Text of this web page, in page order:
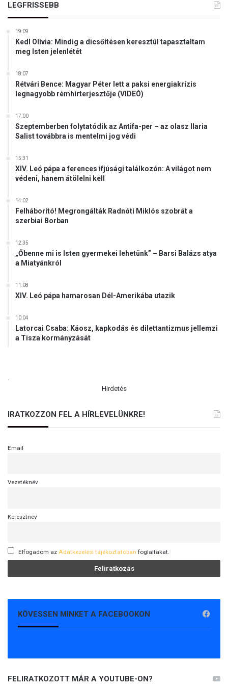
LEGFRISSEBB
19:09
Kedl Olívia: Mindig a dicsőítésen keresztül tapasztaltam
meg Isten jelenlétét
18:07
Rétvári Bence: Magyar Péter lett a paksi energiakrízis
legnagyobb rémhírterjesztője (VIDEÓ)
17:00
Szeptemberben folytatódik az Antifa-per – az olasz Ilaria
Salist továbbra is mentelmi jog védi
15:31
XIV. Leó pápa a ferences ifjúsági találkozón: A világot nem
védeni, hanem átölelni kell
14:02
Felháborító! Megrongálták Radnóti Miklós szobrát a
szerbiai Borban
12:35
„Őbenne mi is Isten gyermekei lehetünk” – Barsi Balázs atya
a Miatyánkról
11:08
XIV. Leó pápa hamarosan Dél-Amerikába utazik
10:04
Latorcai Csaba: Káosz, kapkodás és dilettantizmus jellemzi
a Tisza kormányzását
.
Hirdetés
IRATKOZZON FEL A HÍRLEVELÜNKRE!
Email
Vezetéknév
Keresztnév
Elfogadom az Adatkezelési tájékoztatóban foglaltakat.
KÖVESSEN MINKET A FACEBOOKON
FELIRATKOZOTT MÁR A YOUTUBE-ON?